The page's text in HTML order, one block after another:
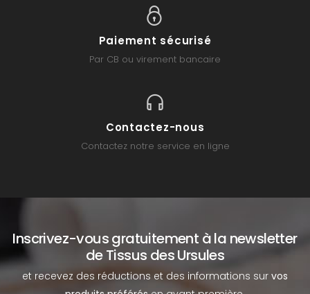
Paiement sécurisé
Par CB ou virement bancaire
Contactez-nous
Contactez notre service en ligne
Inscrivez-vous gratuitement à la newsletter
de Tissus des Ursules
et recevez des réductions et des informations sur vos